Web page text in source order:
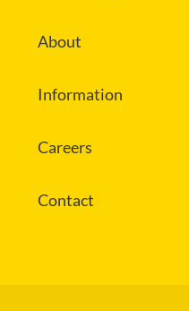
About
Information
Careers
Contact